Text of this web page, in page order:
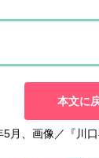
本文に
月、画像／『川